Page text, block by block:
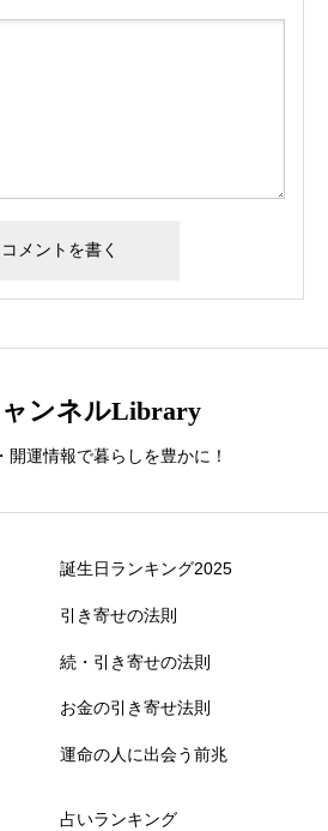
ンネルLibrary
開運情報で暮らしを豊かに！
誕生日ランキング2025
引き寄せの法則
続・引き寄せの法則
お金の引き寄せ法則
運命の人に出会う前兆
占いランキング